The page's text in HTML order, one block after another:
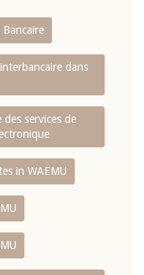
dans
services de
in WAEMU